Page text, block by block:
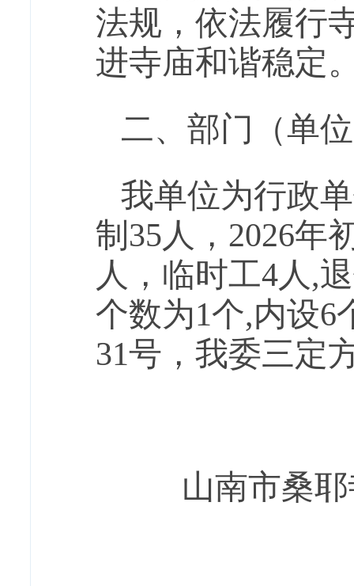
法规，依法履行
进寺庙和谐稳定
二、部门（单
我单位为行政
制 35人，2026年
人，临时工4人,
个数为1个,内设6
31号，我委三定
山南市桑